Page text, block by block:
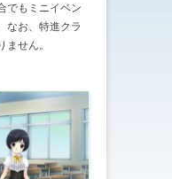
でもミニイベン
なお、特進クラ
ません。